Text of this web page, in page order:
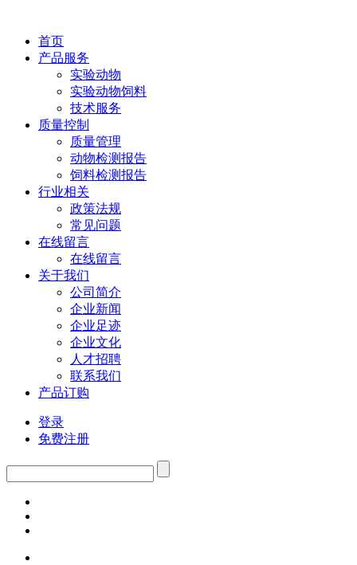
首页
产品服务
实验动物
实验动物饲料
技术服务
质量控制
质量管理
动物检测报告
饲料检测报告
行业相关
政策法规
常见问题
在线留言
在线留言
关于我们
公司简介
企业新闻
企业足迹
企业文化
人才招聘
联系我们
产品订购
登录
免费注册